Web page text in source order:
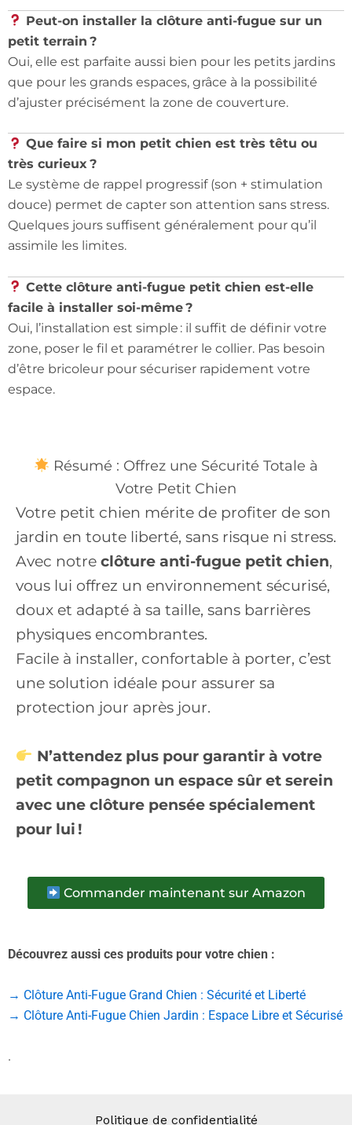
Peut-on installer la clôture anti-fugue sur un
petit terrain ?
Oui, elle est parfaite aussi bien pour les petits jardins
que pour les grands espaces, grâce à la possibilité
d’ajuster précisément la zone de couverture.
Que faire si mon petit chien est très têtu ou
très curieux ?
Le système de rappel progressif (son + stimulation
douce) permet de capter son attention sans stress.
Quelques jours suffisent généralement pour qu’il
assimile les limites.
Cette clôture anti-fugue petit chien est-elle
facile à installer soi-même ?
Oui, l’installation est simple : il suffit de définir votre
zone, poser le fil et paramétrer le collier. Pas besoin
d’être bricoleur pour sécuriser rapidement votre
espace.
Résumé : Offrez une Sécurité Totale à
Votre Petit Chien
Votre petit chien mérite de profiter de son
jardin en toute liberté, sans risque ni stress.
Avec notre clôture anti-fugue petit chien,
vous lui offrez un environnement sécurisé,
doux et adapté à sa taille, sans barrières
physiques encombrantes.
Facile à installer, confortable à porter, c’est
une solution idéale pour assurer sa
protection jour après jour.
N’attendez plus pour garantir à votre
petit compagnon un espace sûr et serein
avec une clôture pensée spécialement
pour lui !
Commander maintenant sur Amazon
Découvrez aussi ces produits pour votre chien :
→ Clôture Anti-Fugue Grand Chien : Sécurité et Liberté
→ Clôture Anti-Fugue Chien Jardin : Espace Libre et Sécurisé
.
Politique de confidentialité